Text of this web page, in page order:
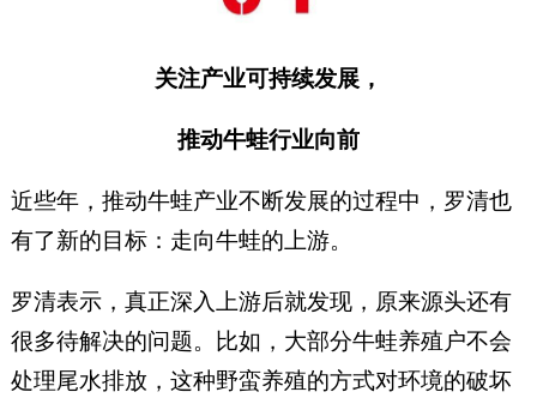
关注产业可持续发展，
推动牛蛙行业向前
近些年，推动牛蛙产业不断发展的过程中，罗清也
有了新的目标：走向牛蛙的上游。
罗清表示，真正深入上游后就发现，原来源头还有
很多待解决的问题。比如，大部分牛蛙养殖户不会
处理尾水排放，这种野蛮养殖的方式对环境的破坏